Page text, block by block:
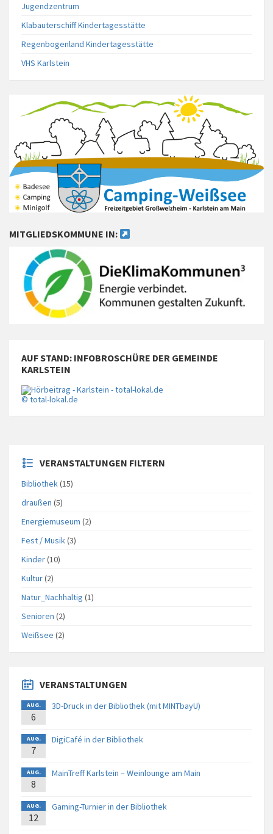
Jugendzentrum
Klabauterschiff Kindertagesstätte
Regenbogenland Kindertagesstätte
VHS Karlstein
MITGLIEDSKOMMUNE IN:
AUF STAND: INFOBROSCHÜRE DER GEMEINDE
KARLSTEIN
© total-lokal.de
VERANSTALTUNGEN FILTERN
Bibliothek(15)
draußen (5)
Energiemuseum (2)
Fest / Musik(3)
Kinder(10)
Kultur(2)
Natur_Nachhaltig (1)
Senioren (2)
Weißsee (2)
VERANSTALTUNGEN
AUG.
6
3D-Druck in der Bibliothek (mit MINTbayU)
AUG.
7
DigiCafé in der Bibliothek
AUG.
8
MainTreff Karlstein – Weinlounge am Main
AUG.
12
Gaming-Turnier in der Bibliothek